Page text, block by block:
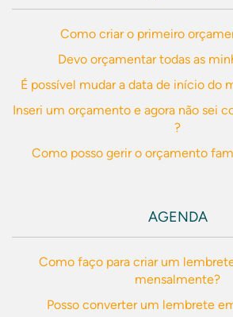
Como criar o primeiro
Devo orçamentar todas as
É possível mudar a data de início do
Inseri um orçamento e agora não sei
?
Como posso gerir o orçamento
AGENDA
Como faço para criar um
mensalmente?
Posso converter um lembrete